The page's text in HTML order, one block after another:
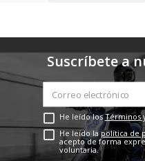
Suscríbete a
He leído losTérminos
He leído la política de
acepto de forma
voluntaria.